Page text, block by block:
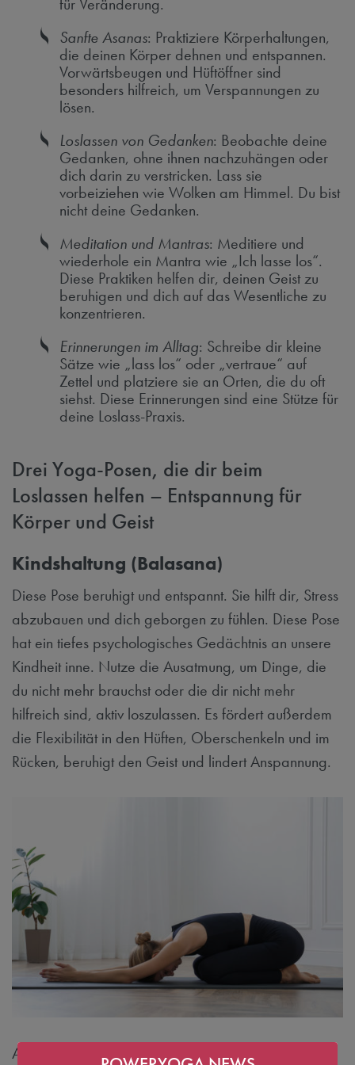
Sanfte Asanas: Praktiziere Körperhaltungen,
die deinen Körper dehnen und entspannen.
Vorwärtsbeugen und Hüftöffner sind
besonders hilfreich, um Verspannungen zu
lösen.
Loslassen von Gedanken: Beobachte deine
Gedanken, ohne ihnen nachzuhängen oder
dich darin zu verstricken. Lass sie
vorbeiziehen wie Wolken am Himmel. Du bist
nicht deine Gedanken.
Meditation und Mantras: Meditiere und
wiederhole ein Mantra wie „Ich lasse los“.
Diese Praktiken helfen dir, deinen Geist zu
beruhigen und dich auf das Wesentliche zu
konzentrieren.
Erinnerungen im Alltag: Schreibe dir kleine
Sätze wie „lass los“ oder „vertraue“ auf
Zettel und platziere sie an Orten, die du oft
siehst. Diese Erinnerungen sind eine Stütze für
deine Loslass-Praxis.
Drei Yoga-Posen, die dir beim
Loslassen helfen – Entspannung für
Körper und Geist
Kindshaltung (Balasana)
Diese Pose beruhigt und entspannt. Sie hilft dir, Stress
abzubauen und dich geborgen zu fühlen. Diese Pose
hat ein tiefes psychologisches Gedächtnis an unsere
Kindheit inne. Nutze die Ausatmung, um Dinge, die
du nicht mehr brauchst oder die dir nicht mehr
hilfreich sind, aktiv loszulassen. Es fördert außerdem
die Flexibilität in den Hüften, Oberschenkeln und im
Rücken, beruhigt den Geist und lindert Anspannung.
Anleitung: